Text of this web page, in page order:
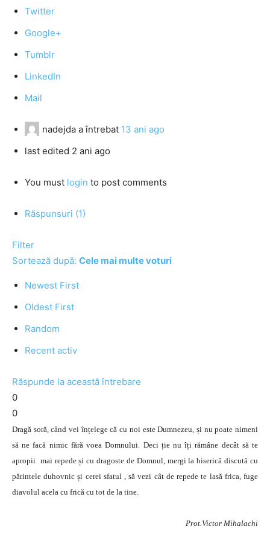
Twitter
Google+
Tumblr
LinkedIn
Mail
nadejda a întrebat 13 ani ago
last edited 2 ani ago
You must login to post comments
Răspunsuri (1)
Filter
Sortează după: Cele mai multe voturi
Newest First
Oldest First
Random
Recent activ
Răspunde la această întrebare
0
0
Dragă soră, când vei înțelege că cu noi este Dumnezeu, și nu poate nimeni
să ne facă nimic fără voea Domnului. Deci ție nu îți rămâne decât să te
apropii mai repede și cu dragoste de Domnul, mergi la biserică discută cu
părintele duhovnic și cerei sfatul , să vezi cât de repede te lasă frica, fuge
diavolul acela cu frică cu tot de la tine.
Prot.Victor Mihalachi